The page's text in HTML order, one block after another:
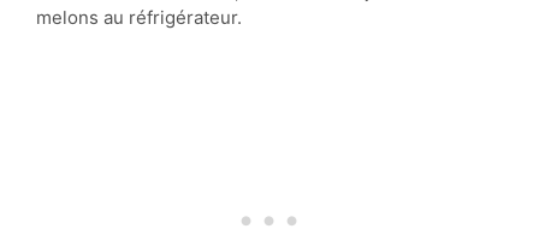
melons au réfrigérateur.